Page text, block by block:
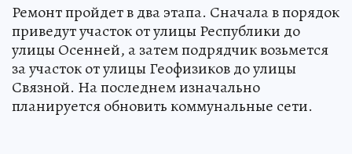
Ремонт пройдет в два этапа. Сначала в порядок
приведут участок от улицы Республики до
улицы Осенней, а затем подрядчик возьмется
за участок от улицы Геофизиков до улицы
Связной. На последнем изначально
планируется обновить коммунальные сети.